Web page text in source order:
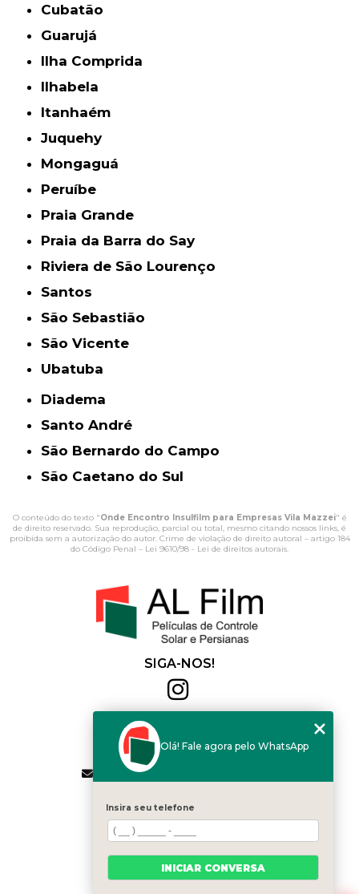
Cubatão
Guarujá
Ilha Comprida
Ilhabela
Itanhaém
Juquehy
Mongaguá
Peruíbe
Praia Grande
Praia da Barra do Say
Riviera de São Lourenço
Santos
São Sebastião
São Vicente
Ubatuba
Diadema
Santo André
São Bernardo do Campo
São Caetano do Sul
O conteúdo do texto "Onde Encontro Insulfilm para Empresas Vila Mazzei" é
de direito reservado. Sua reprodução, parcial ou total, mesmo citando nossos links, é
proibida sem a autorização do autor. Crime de violação de direito autoral – artigo 184
do Código Penal – Lei 9610/98 - Lei de direitos autorais.
SIGA-NOS!
(11) 2564-4684
(11) 94168-2041
contato.vendas@alfilm.com.br
MENU
HOME
QUEM SOMOS
SERVIÇOS
BLOG
Olá! Fale agora pelo WhatsApp
Insira seu telefone
INICIAR CONVERSA